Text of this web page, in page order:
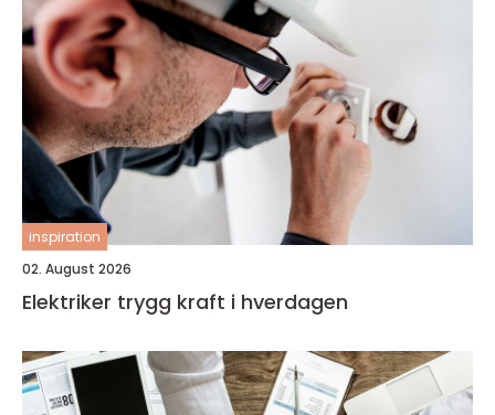
inspiration
02. August 2026
Elektriker trygg kraft i hverdagen